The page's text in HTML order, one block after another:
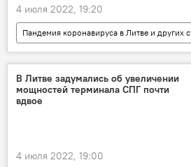
4 июля 2022, 19:20
Пандемия коронавируса в Литве и других
коронавирус
Литва
В
Общество
В Литве задумались об увеличении
мощностей терминала СПГ почти
вдвое
4 июля 2022, 19:00